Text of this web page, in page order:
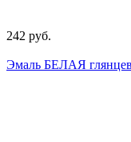
242 руб.
Эмаль БЕЛАЯ